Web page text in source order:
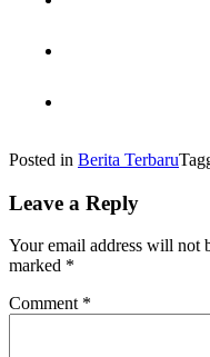
Posted in Berita Terbaru
Leave a Reply
Your email address will not
marked *
Comment *